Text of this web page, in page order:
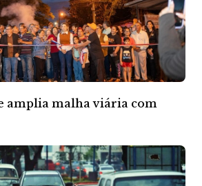
amplia malha viária com